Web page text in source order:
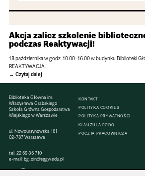
Akcja zalicz szkolenie
podczas Reaktywacji!
18 października w godz. 10.00-16.00 w budynku Biblioteki
REAKTYWACJA.
Czytaj dalej
Biblioteka Główna im.
Władysława Grabskiego
Szkoła Główna Gospodarstwa
Wiejskiego w Warszawie
ul. Nowoursynowska 161
02-787 Warszawa
tel. 22 59 35 710
e-mail:bg_oin@sggw.edu.pl
KONTAKT
POLITYKA COOKIES
POLITYKA PRYWATNOŚCI
KLAUZULA RODO
POCZTA PRACOWNICZA